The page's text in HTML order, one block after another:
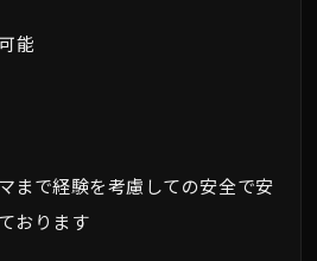
能
まで経験を考慮しての安全で安
おります